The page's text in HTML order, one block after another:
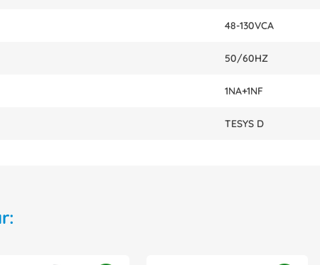
48-130VCA
50/60HZ
1NA+1NF
TESYS D